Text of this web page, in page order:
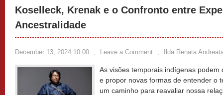
Koselleck, Krenak e o Confronto entre
Ancestralidade
December 13, 2024 10:00 , Leave a Comment , Ilda Renata
As visões temporais indígenas
e propor novas formas de entender o
um caminho para reavaliar nossa